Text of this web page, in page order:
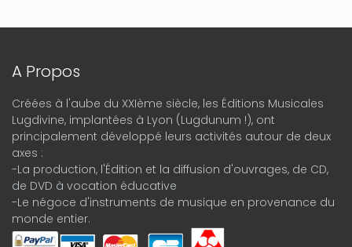
A Propos
Créées à l'aube du XXIème siècle, les Éditions Musicales
Lugdivine, implantées à Lyon (Lugdunum !), ont
principalement développé leurs activités autour de deux
axes :
-La production, l'Édition et la diffusion d'ouvrages, de CD,
de DVD à vocation éducative
-Le négoce d'instruments de musique en provenance du
monde entier.